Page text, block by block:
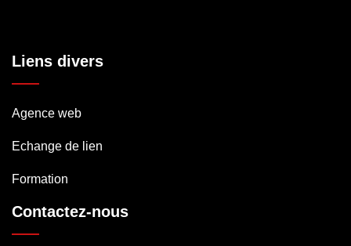
Liens divers
Agence web
Echange de lien
Formation
Contactez-nous